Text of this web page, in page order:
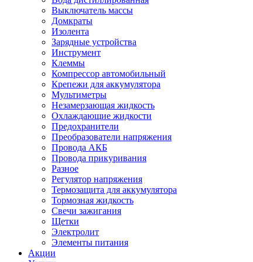
Выключатель массы
Домкраты
Изолента
Зарядные устройства
Инструмент
Клеммы
Компрессор автомобильный
Крепежи для аккумулятора
Мультиметры
Незамерзающая жидкость
Охлаждающие жидкости
Предохранители
Преобразователи напряжения
Провода АКБ
Провода прикуривания
Разное
Регулятор напряжения
Термозащита для аккумулятора
Тормозная жидкость
Свечи зажигания
Щетки
Электролит
Элементы питания
Акции